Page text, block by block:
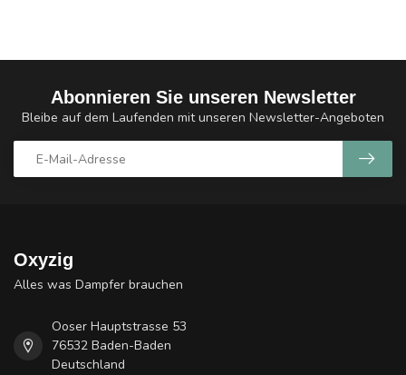
Abonnieren Sie unseren Newsletter
Bleibe auf dem Laufenden mit unseren Newsletter-Angeboten
Oxyzig
Alles was Dampfer brauchen
Ooser Hauptstrasse 53
76532 Baden-Baden
Deutschland